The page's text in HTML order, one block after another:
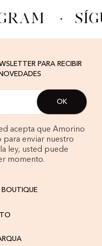
·
PARA RECIBIR
acepta que Amorino
para enviar nuestro
ley, usted puede
momento.
BOUTIQUE